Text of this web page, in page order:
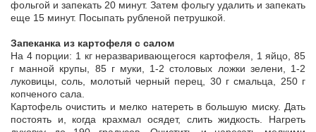
фольгой и запекать 20 минут. Затем фольгу удалить и запекать
еще 15 минут. Посыпать рубленой петрушкой.
Запеканка из картофеля с салом
На 4 порции: 1 кг неразваривающегося картофеля, 1 яйцо, 85
г манной крупы, 85 г муки, 1-2 столовых ложки зелени, 1-2
луковицы, соль, молотый черный перец, 30 г смальца, 250 г
копченого сала.
Картофель очистить и мелко натереть в большую миску. Дать
постоять и, когда крахмал осядет, слить жидкость. Нагреть